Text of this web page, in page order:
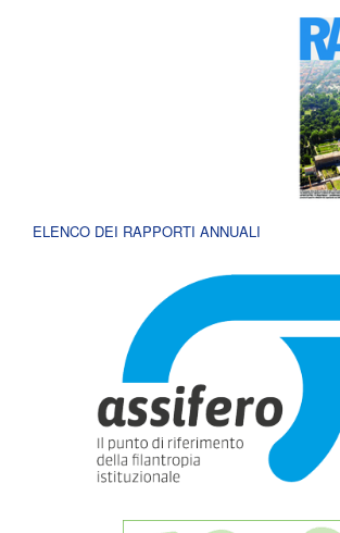
ELENCO DEI RAPPORTI ANNUALI